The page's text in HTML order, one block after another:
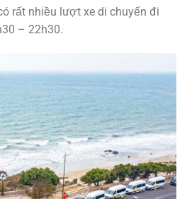
rất nhiều lượt xe di chuyển đi
– 22h30.